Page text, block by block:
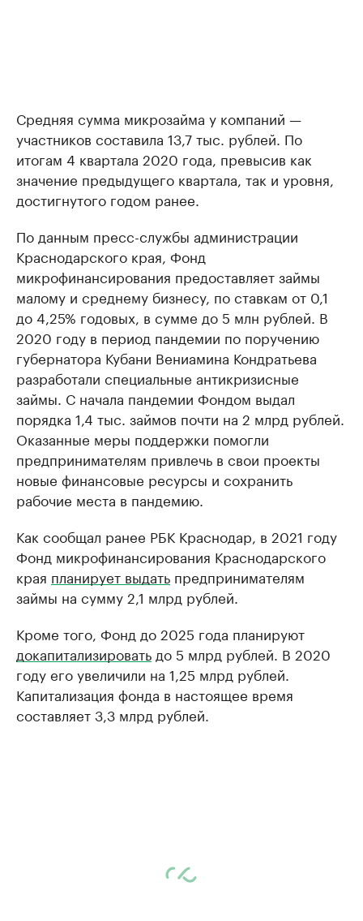
Средняя сумма микрозайма у компаний —
участников составила 13,7 тыс. рублей. По
итогам 4 квартала 2020 года, превысив как
значение предыдущего квартала, так и уровня,
достигнутого годом ранее.
По данным пресс-службы администрации
Краснодарского края, Фонд
микрофинансирования предоставляет займы
малому и среднему бизнесу, по ставкам от 0,1
до 4,25% годовых, в сумме до 5 млн рублей. В
2020 году в период пандемии по поручению
губернатора Кубани Вениамина Кондратьева
разработали специальные антикризисные
займы. С начала пандемии Фондом выдал
порядка 1,4 тыс. займов почти на 2 млрд рублей.
Оказанные меры поддержки помогли
предпринимателям привлечь в свои проекты
новые финансовые ресурсы и сохранить
рабочие места в пандемию.
Как сообщал ранее РБК Краснодар, в 2021 году
Фонд микрофинансирования Краснодарского
края планирует выдать предпринимателям
займы на сумму 2,1 млрд рублей.
Кроме того, Фонд до 2025 года планируют
докапитализировать до 5 млрд рублей. В 2020
году его увеличили на 1,25 млрд рублей.
Капитализация фонда в настоящее время
составляет 3,3 млрд рублей.